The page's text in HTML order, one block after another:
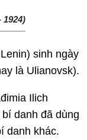
1924)
sinh ngày
là Ulianovsk).
Ilich
danh đã dùng
danh khác.